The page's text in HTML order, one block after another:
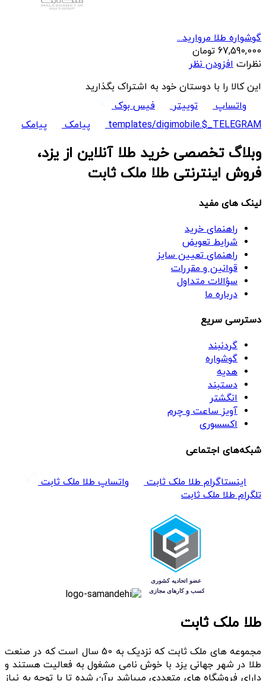
گوشواره طلا مروارید...
67,590,000 تومان
نظرات افزودن نظر
این کالا را با دوستان خود به اشتراک بگذارید
واتساپ
توییتر
فیس بوک
templates/digimobile.$_TELEGRAM
پیامک پیامک
وبلاگ تخصصی خرید طلا آنلاین از یزد،
فروش اینترنتی طلا ملک ثابت
لینک های مفید
راهنمای خرید
شرایط تعویض
راهنمای تعیین سایز
قوانین و مقررات
سؤالات متداول
درباره ما
دسترسی سریع
گردنبند
گوشواره
هدیه
دستبند
انگشتر
آویز ساعت و چرم
اکسسوری
شبکه‌های اجتماعی
اینستاگرام طلا ملک ثابت
واتساپ طلا ملک ثابت
تلگرام طلا ملک ثابت
طلا ملک ثابت
مجموعه های ملک ثابت که نزدیک به 50 سال است که در صنعت
طلا در شهر جهانی یزد با خوش نامی مشغول به فعالیت هستند و
دارای فروشگاه های متعددی میباشد برآن شده تا با توجه به نیاز